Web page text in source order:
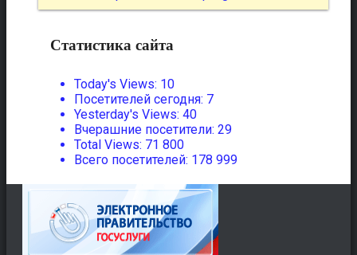
Статистика сайта
Today's Views: 10
Посетителей сегодня: 7
Yesterday's Views: 40
Вчерашние посетители: 29
Total Views: 71 800
Всего посетителей: 178 999